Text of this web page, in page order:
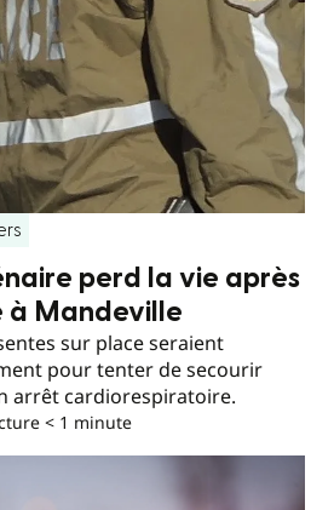
perd la vie après
à Mandeville
sur place seraient
pour tenter de secourir
arrêt cardiorespiratoire.
< 1 minute